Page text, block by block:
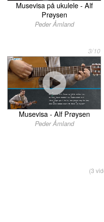
Musevisa på ukulele - Alf
Prøysen
Peder Åmland
3/10
Musevisa - Alf Prøysen
Peder Åmland
(3